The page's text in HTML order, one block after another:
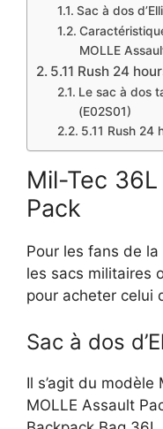
Sac à dos
MOLLE
5.11 Rush 24
Le sac à dos
(E02S01)
5.11 Rush 24
Mil-Tec
Pack
Pour les fans de
les sacs militaires
pour acheter celui
Sac à dos
Il s’agit du
MOLLE Assault